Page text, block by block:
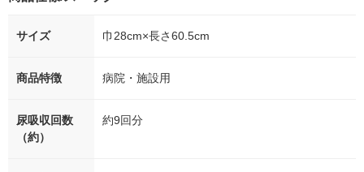
サイズ 巾28cm×長さ60.5cm
商品特徴 病院・施設用
尿吸収回数
（約）
約9回分